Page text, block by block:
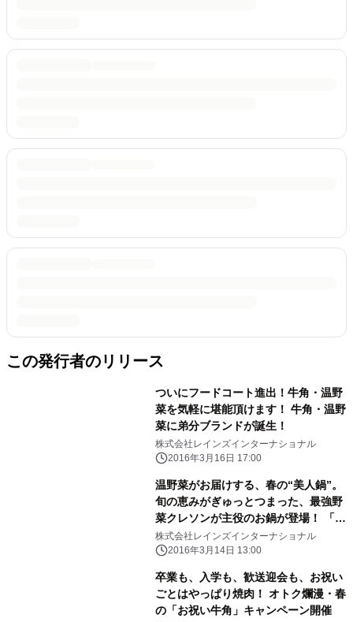
この発行者のリリース
ついにフードコート進出！牛角・温野
菜を気軽に堪能頂けます！ 牛角・温野
菜に弟分ブランドが誕生！
株式会社レインズインターナショナル
2016年3月16日 17:00
温野菜がお届けする、春の“美人鍋”。
旬の恵みがぎゅっとつまった、最強野
菜クレソンが主役のお鍋が登場！ 「梅
だしでさっぱり ごちそうクレソン
鍋」
株式会社レインズインターナショナル
2016年3月14日 13:00
卒業も、入学も、歓送迎会も、お祝い
ごとはやっぱり焼肉！ オトク爛漫・春
の「お祝い牛角」キャンペーン開催